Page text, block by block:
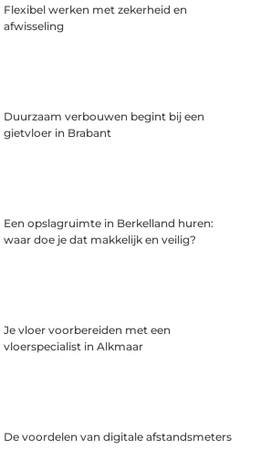
Flexibel werken met zekerheid en
afwisseling
Duurzaam verbouwen begint bij een
gietvloer in Brabant
Een opslagruimte in Berkelland huren:
waar doe je dat makkelijk en veilig?
Je vloer voorbereiden met een
vloerspecialist in Alkmaar
De voordelen van digitale afstandsmeters